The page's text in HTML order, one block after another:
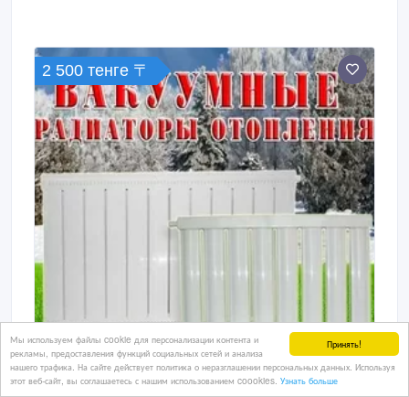
Принять!
Мы используем файлы cookie для персонализации контента и
рекламы, предоставления функций социальных сетей и анализа
нашего трафика. На сайте действует политика о неразглашении персональных данных. Используя
этот веб-сайт, вы соглашаетесь с нашим использованием coookies. Узнать больше
2 500 тенге 〒